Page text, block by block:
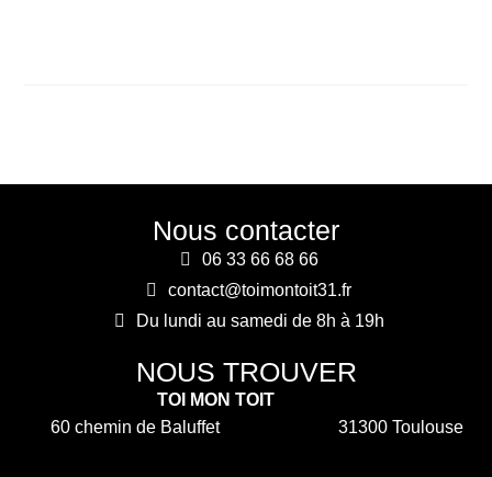
Nous contacter
06 33 66 68 66
contact@toimontoit31.fr
Du lundi au samedi de 8h à 19h
NOUS TROUVER
TOI MON TOIT
60 chemin de Baluffet 31300 Toulouse